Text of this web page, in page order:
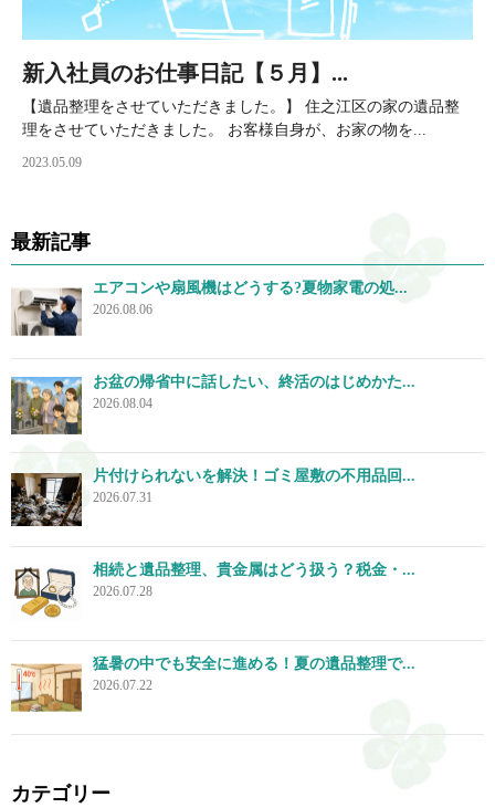
新入社員のお仕事日記【５月】...
【遺品整理をさせていただきました。】 住之江区の家の遺品整
理をさせていただきました。 お客様自身が、お家の物を...
2023.05.09
最新記事
エアコンや扇風機はどうする?夏物家電の処...
2026.08.06
お盆の帰省中に話したい、終活のはじめかた...
2026.08.04
片付けられないを解決！ゴミ屋敷の不用品回...
2026.07.31
相続と遺品整理、貴金属はどう扱う？税金・...
2026.07.28
猛暑の中でも安全に進める！夏の遺品整理で...
2026.07.22
カテゴリー